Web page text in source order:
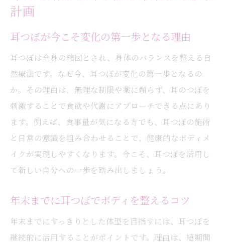
耳つぼの効果的な刺激方法とその特徴
自然療法としての耳つぼ体験の魅力解説
耳つぼを使った無理のない体型ケアの秘訣
すっきりボディを目指すなら耳つぼケアを
耳つぼケアがすっきりボディへ導く理由
耳つぼで感じる体型変化と成功体験の紹介
耳つぼで理想のラインを目指す実践ヒント
法
耳つぼケアの継続で得られるメリットとは
耳つぼを活用したボディライン改善の実際
計画
耳つぼが今こそ変化の第一歩となる理由
耳つぼは全身の縮図とされ、身体のバランスを整える自
然療法です。なぜ今、耳つぼが変化の第一歩となるの
か。その理由は、無理な制限や薬に頼らず、耳のつぼを
刺激することで食欲や代謝にアプローチできる点にあり
ます。例えば、食事量が気になる方でも、耳つぼの施術
と日常の意識を組み合わせることで、健康的なボディメ
イクが実現しやすくなります。今こそ、耳つぼを活用し
て新しい自分への一歩を踏み出しましょう。
年末までに耳つぼでボディを整えるコツ
年末までにすっきりとした体型を目指すには、耳つぼを
継続的に活用することがポイントです。理由は、短期間